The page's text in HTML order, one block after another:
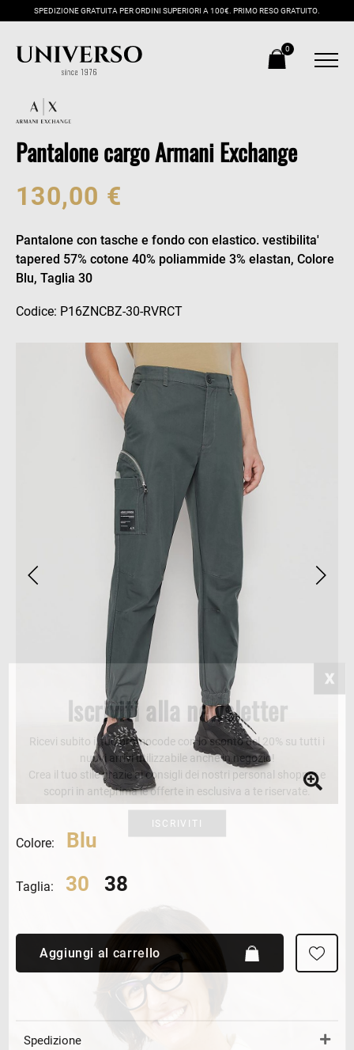
SPEDIZIONE GRATUITA PER ORDINI SUPERIORI A 100€. PRIMO RESO GRATUITO.
0
Pantalone cargo Armani Exchange
130,00 €
Pantalone con tasche e fondo con elastico. vestibilita'
tapered 57% cotone 40% poliammide 3% elastan, Colore
Blu, Taglia 30
Codice: P16ZNCBZ-30-RVRCT
Colore: Blu
Taglia: 30 38
Aggiungi al carrello
Spedizione
Iscriviti alla newsletter
Ricevi subito il tuo promocode con lo sconto del 20% su tutti i
nuovi arrivi utilizzabile anche in negozio!
Crea il tuo stile grazie ai consigli dei nostri personal shopper e
scopri in anteprima le offerte in esclusiva a te riservate.
ISCRIVITI